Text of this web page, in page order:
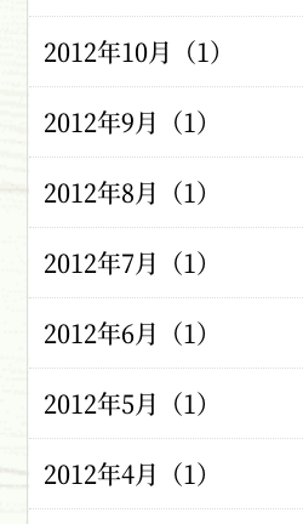
2012年10月（1）
2012年9月（1）
2012年8月（1）
2012年7月（1）
2012年6月（1）
2012年5月（1）
2012年4月（1）